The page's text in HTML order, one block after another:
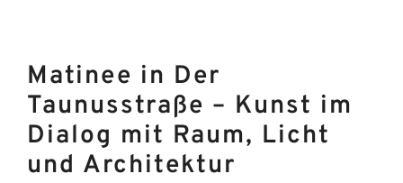
Matinee in Der
Taunusstraße – Kunst im
Dialog mit Raum, Licht
und Architektur